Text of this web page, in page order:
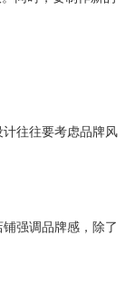
往往要考虑品牌风
强调品牌感，除了